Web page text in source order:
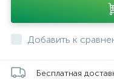
Добавить к
Бесплатная